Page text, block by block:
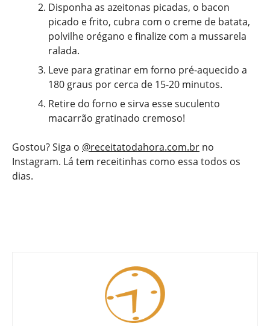
Disponha as azeitonas picadas, o bacon
picado e frito, cubra com o creme de batata,
polvilhe orégano e finalize com a mussarela
ralada.
Leve para gratinar em forno pré-aquecido a
180 graus por cerca de 15-20 minutos.
Retire do forno e sirva esse suculento
macarrão gratinado cremoso!
Gostou? Siga o @receitatodahora.com.br no
Instagram. Lá tem receitinhas como essa todos os
dias.